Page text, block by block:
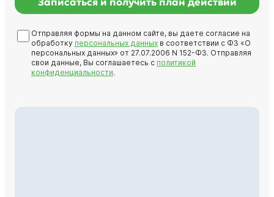
Отправляя формы на данном сайте, вы даете согласие на
обработку персональных данных в соответствии с ФЗ «О
персональных данных» от 27.07.2006 N 152-ФЗ. Отправляя
свои данные, Вы соглашаетесь с политикой
конфиденциальности.